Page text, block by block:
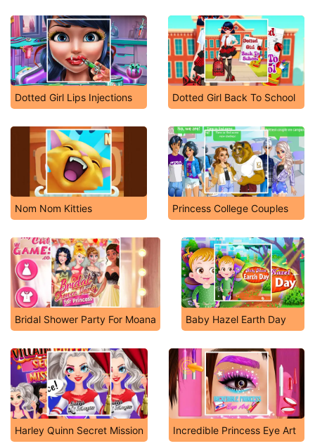
Dotted Girl Lips Injections Dotted Girl Back To School
Nom Nom Kitties Princess College Couples
Bridal Shower Party For Moana Baby Hazel Earth Day
Harley Quinn Secret Mission Incredible Princess Eye Art